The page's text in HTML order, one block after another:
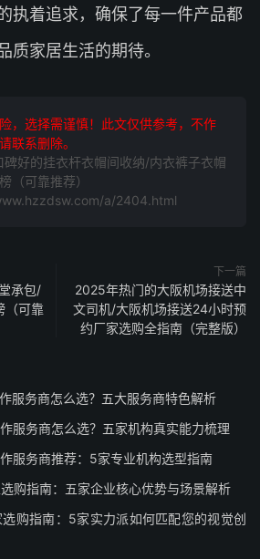
执着追求，确保了每一件产品都
质家居生活的期待。
，选择需谨慎！此文仅供参考，不作
联系删除。
好的挂衣杆衣帽间收纳/内衣裤子衣帽
（可靠推荐）
a/2404.html
承包/
（可靠
下一篇
2025年热门的大阪机场接送中
文司机/大阪机场接送24小时预
约厂家选购全指南（完整版）
服务商怎么选？五大服务商特色解析
服务商怎么选？五家机构真实能力梳理
服务商推荐：5家专业机构选型指南
购指南：五家企业核心优势与场景解析
购指南：5家实力派如何匹配您的视觉创